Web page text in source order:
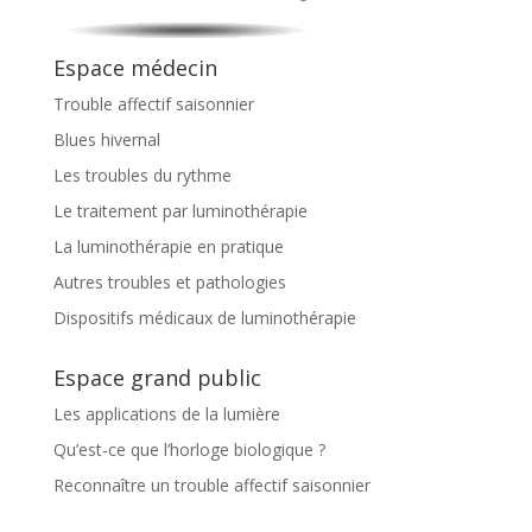
Espace médecin
Trouble affectif saisonnier
Blues hivernal
Les troubles du rythme
Le traitement par luminothérapie
La luminothérapie en pratique
Autres troubles et pathologies
Dispositifs médicaux de luminothérapie
Espace grand public
Les applications de la lumière
Qu’est-ce que l’horloge biologique ?
Reconnaître un trouble affectif saisonnier